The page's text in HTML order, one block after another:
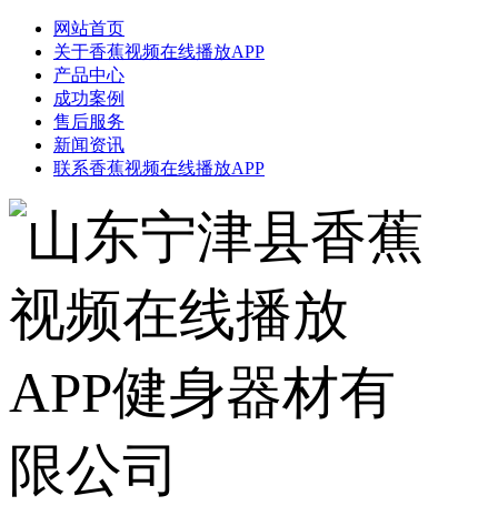
网站首页
关于香蕉视频在线播放APP
产品中心
成功案例
售后服务
新闻资讯
联系香蕉视频在线播放APP